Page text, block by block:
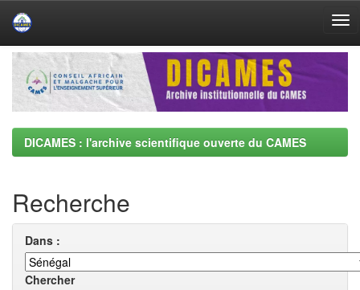
Skip
navigation
DICAMES : l'archive scientifique ouverte du CAMES
Recherche
Dans :
Chercher